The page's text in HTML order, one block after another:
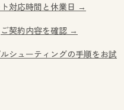
対応時間と休業日 →
ご契約内容を確認 →
ルシューティングの手順をお試